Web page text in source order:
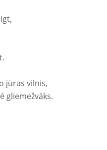
jūras vilnis,
gliemežvāks.